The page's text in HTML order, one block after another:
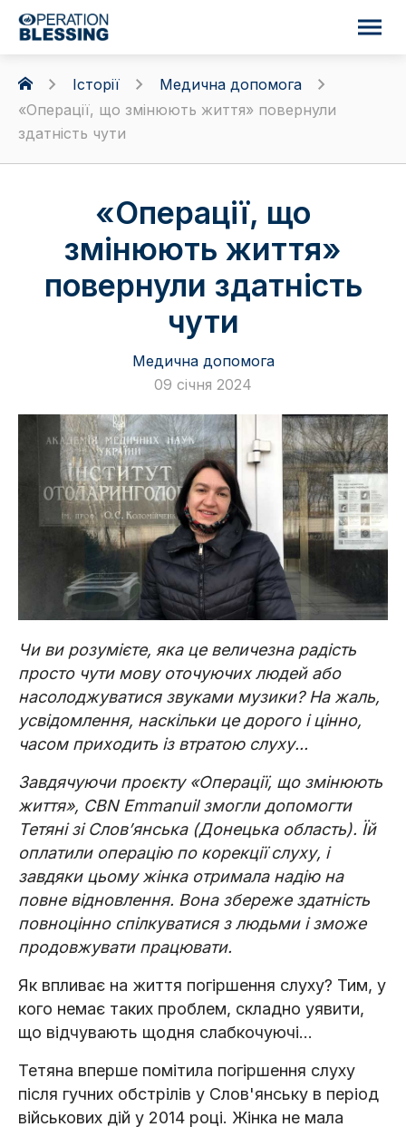
Історії
Медична допомога
«Операції, що змінюють життя» повернули
здатність чути
«Операції, що
змінюють життя»
повернули здатність
чути
Медична допомога
09 січня 2024
Чи ви розумієте, яка це величезна радість
просто чути мову оточуючих людей або
насолоджуватися звуками музики? На жаль,
усвідомлення, наскільки це дорого і цінно,
часом приходить із втратою слуху...
Завдячуючи проєкту «Операції, що змінюють
життя», CBN Emmanuil змогли допомогти
Тетяні зі Словʼянська (Донецька область). Їй
оплатили операцію по корекції слуху, і
завдяки цьому жінка отримала надію на
повне відновлення. Вона збереже здатність
повноцінно спілкуватися з людьми і зможе
продовжувати працювати.
Як впливає на життя погіршення слуху? Тим, у
кого немає таких проблем, складно уявити,
що відчувають щодня слабкочуючі...
Тетяна вперше помітила погіршення слуху
після гучних обстрілів у Слов'янську в період
військових дій у 2014 році. Жінка не мала